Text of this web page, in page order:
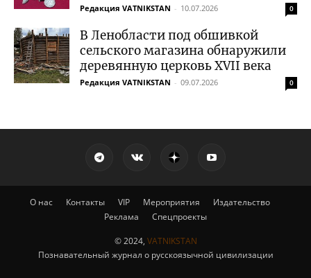
Редакция VATNIKSTAN - 10.07.2026 0
В Ленобласти под обшивкой
сельского магазина обнаружили
деревянную церковь XVII века
Редакция VATNIKSTAN - 09.07.2026 0
О нас Контакты VIP Мероприятия
Издательство
Реклама
Спецпроекты
© 2024, VATNIKSTAN
Познавательный журнал о русскоязычной цивилизации